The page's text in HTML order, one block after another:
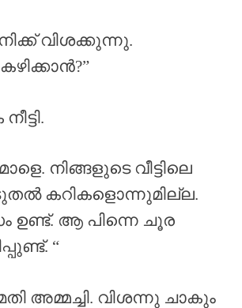
വിശക്കുന്നു.
നിങ്ങളുടെ വീട്ടിലെ
കറികളൊന്നുമില്ല.
ഉണ്ട്. ആ പിന്നെ ചൂര
“
അമ്മച്ചി. വിശന്നു ചാകും